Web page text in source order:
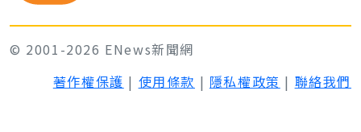
© 2001-2026 ENews新聞網
著作權保護 | 使用條款 | 隱私權政策 | 聯絡我們